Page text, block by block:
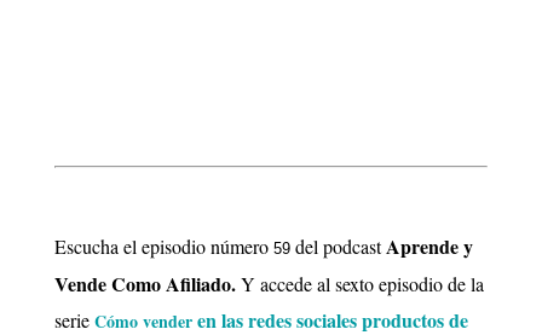
Escucha el episodio número 59del podcastAprende y
Vende Como Afiliado.Y accede al sexto episodio de la
serie Cómo venderen las redes sociales productos de